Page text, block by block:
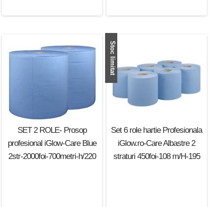
SET 2 ROLE- Prosop
profesional iGlow-Care Blue
2str-2000foi-700metri-h/220
Stoc limitat
Set 6 role hartie Profesionala
iGlow.ro-Care Albastre 2
straturi 450foi-108 m/H-195